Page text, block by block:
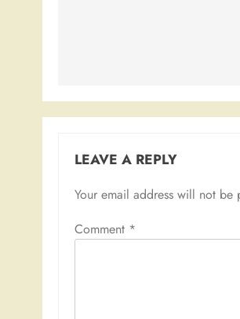
LEAVE A REPLY
Your email address will not be
Comment *